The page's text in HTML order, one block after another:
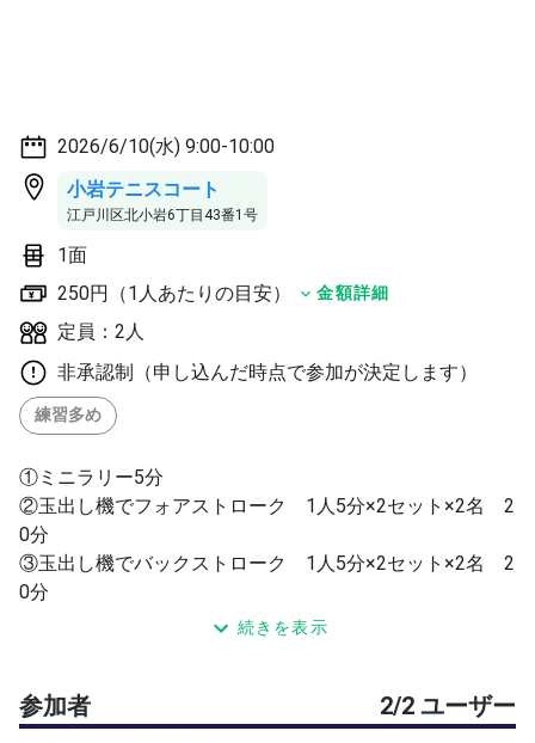
2026/6/10(水) 9:00-10:00
小岩テニスコート
江戸川区北小岩6丁目43番1号
1面
250円（1人あたりの目安）
金額詳細
定員：2人
非承認制（申し込んだ時点で参加が決定します）
練習多め
①ミニラリー5分
②玉出し機でフォアストローク 1人5分×2セット×2名 2
0分
③玉出し機でバックストローク 1人5分×2セット×2名 2
0分
※待ち時間中に玉拾いが必要です。ご理解いただければ。
④残り時間はロングラリーに使います！
続きを表示
参加者 2/2 ユーザー